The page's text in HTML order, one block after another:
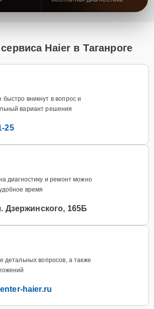
Haier в Таганроге
вникнут в вопрос и
вариант решения
25
диагностику и ремонт можно
время
Дзержинского, 165Б
детальных вопросов, а также
haier.ru